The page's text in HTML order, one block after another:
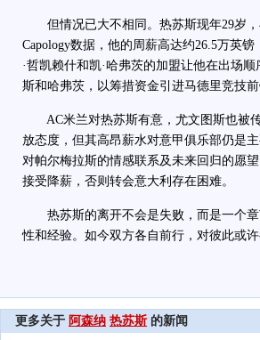
但情况已大不相同。热苏斯现年29岁，
Capology数据，他的周薪高达约26.5万英
·哲凯赖什和凯·哈弗茨的加盟让他在出场
斯和哈弗茨，以筹措资金引进马德里竞技前
AC米兰对热苏斯有意，尤文图斯也被传
放态度，但其高昂薪水对意甲俱乐部仍是
对帕尔梅拉斯的情感联系及未来回归的愿
接受降薪，否则转会意大利存在困难。
热苏斯的离开不会是失败，而是一个章
性和经验。如今双方各自前行，对彼此或许
更多关于 阿森纳 热苏斯 的新闻